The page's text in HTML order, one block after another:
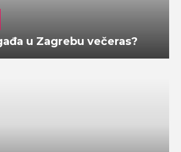
u Zagrebu večeras?